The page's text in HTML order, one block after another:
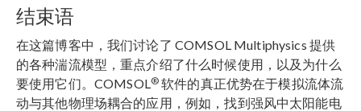
结束语
在这篇博客中，我们讨论了 COMSOL Multiphysics 提供
的各种湍流模型，重点介绍了什么时候使用，以及为什么
要使用它们。COMSOL ®软件的真正优势在于模拟流体流
动与其他物理场耦合的应用，例如，找到强风中太阳能电